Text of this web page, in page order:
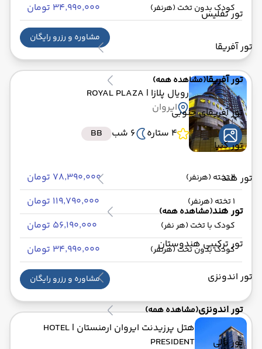
تور تفلیس
تور آفریقا
تور آفریقا(مشاهده همه)
تور آفریقای جنوبی
تور کنیا
تور هند
تور هند(مشاهده همه)
تور ترکیبی هندوستان
تور اندونزی
تور اندونزی(مشاهده همه)
تور بالی
کودک بدون تخت (هرنفر) ۳۴٬۹۹۰٬۰۰۰ تومان
مشاوره و رزرو رایگان
رویال پلازا | ROYAL PLAZA
ایروان
4 ستاره
6 شب BB
2 تخته (هرنفر) ۷۸٬۳۹۰٬۰۰۰ تومان
1 تخته (هرنفر) ۱۱۹٬۷۹۰٬۰۰۰ تومان
کودک با تخت (هر نفر) ۵۶٬۱۹۰٬۰۰۰ تومان
کودک بدون تخت (هرنفر) ۳۴٬۹۹۰٬۰۰۰ تومان
مشاوره و رزرو رایگان
هتل پرزیدنت ایروان ارمنستان | HOTEL
PRESIDENT